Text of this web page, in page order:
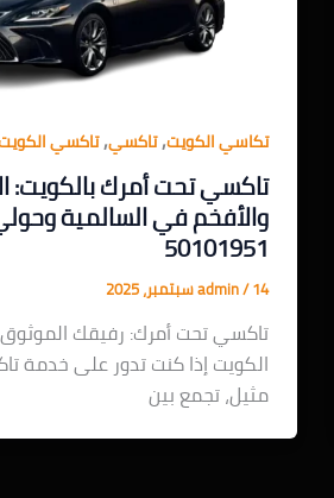
تكاسي الكويت,تاكسي,تاكسي
تاكسي تحت أمرك بالكويت:
والأفخم في السالمية
50101951
admin/14 سبتمبر، 2025
تاكسي تحت أمرك: رفيقك
الكويت إذا كنت تدور على خدمة
مثيل، تجمع بين